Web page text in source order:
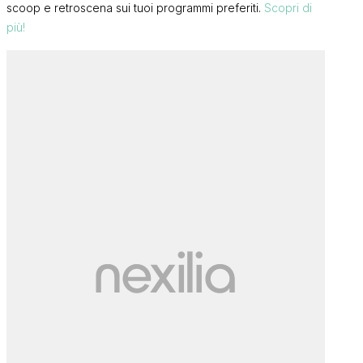
scoop e retroscena sui tuoi programmi preferiti. Scopri di
più!